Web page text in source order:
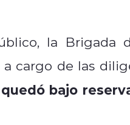
la Brigada
cargo de las
bajo